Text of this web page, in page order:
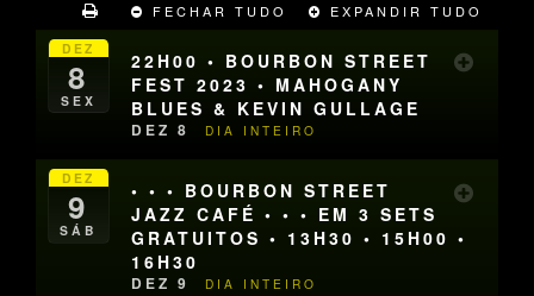
FECHAR TUDO EXPANDIR TUDO
DEZ
8
SEX
22H00 • BOURBON STREET
FEST 2023 • MAHOGANY
BLUES & KEVIN GULLAGE
DEZ 8 DIA INTEIRO
DEZ
9
SÁB
• • • BOURBON STREET
JAZZ CAFÉ • • • EM 3 SETS
GRATUITOS • 13H30 • 15H00 •
16H30
DEZ 9 DIA INTEIRO